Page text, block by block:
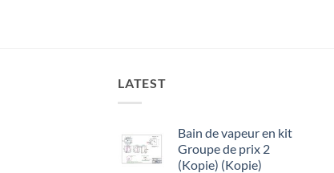
LATEST
Bain de vapeur en kit
Groupe de prix 2
(Kopie) (Kopie)